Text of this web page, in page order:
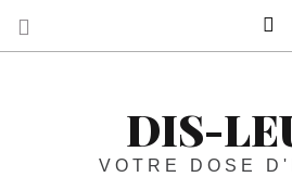
DIS-
VOTRE DOSE